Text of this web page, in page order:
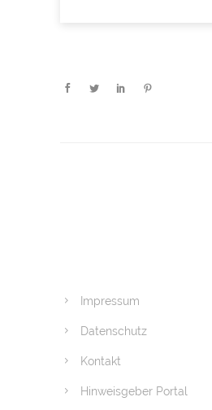
Impressum
Datenschutz
Kontakt
Hinweisgeber Portal